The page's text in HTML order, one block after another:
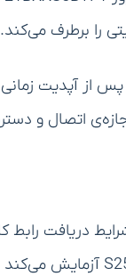
را برطرف می‌کند.